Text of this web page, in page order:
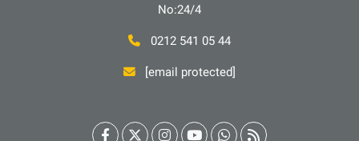
No:24/4
0212 541 05 44
[email protected]